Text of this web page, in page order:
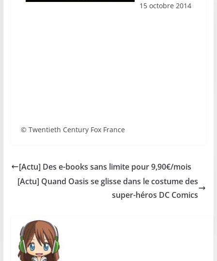
15 octobre 2014
© Twentieth Century Fox France
[Actu] Des e-books sans limite pour 9,90€/mois
[Actu] Quand Oasis se glisse dans le costume des
super-héros DC Comics